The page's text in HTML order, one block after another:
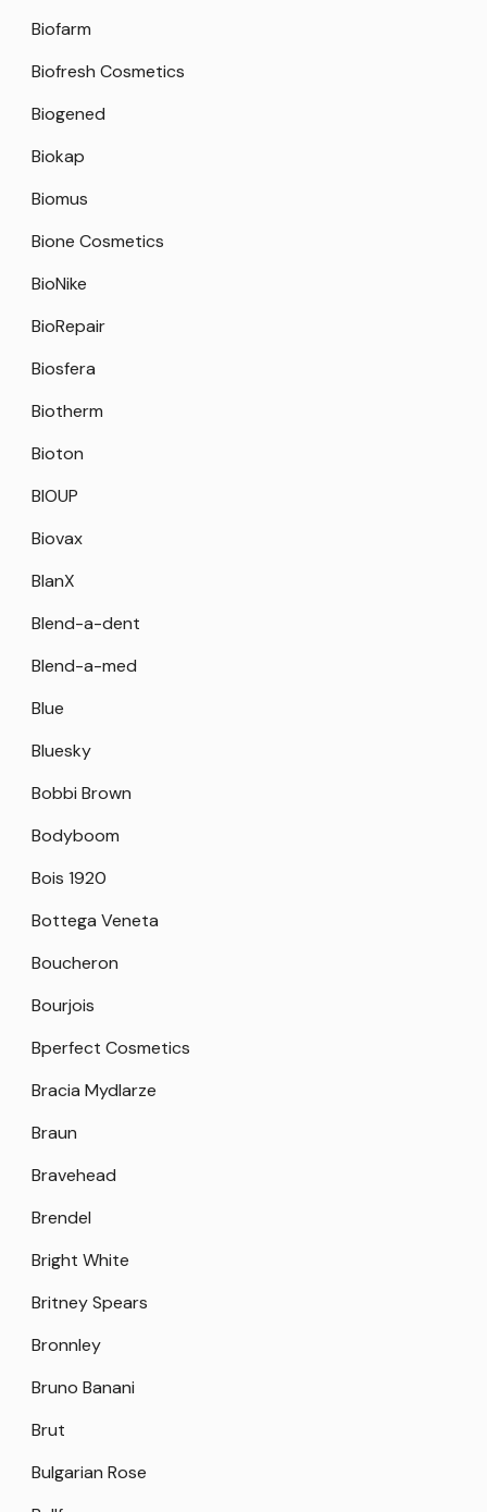
Biofarm
Biofresh Cosmetics
Biogened
Biokap
Biomus
Bione Cosmetics
BioNike
BioRepair
Biosfera
Biotherm
Bioton
BIOUP
Biovax
BlanX
Blend-a-dent
Blend-a-med
Blue
Bluesky
Bobbi Brown
Bodyboom
Bois 1920
Bottega Veneta
Boucheron
Bourjois
Bperfect Cosmetics
Bracia Mydlarze
Braun
Bravehead
Brendel
Bright White
Britney Spears
Bronnley
Bruno Banani
Brut
Bulgarian Rose